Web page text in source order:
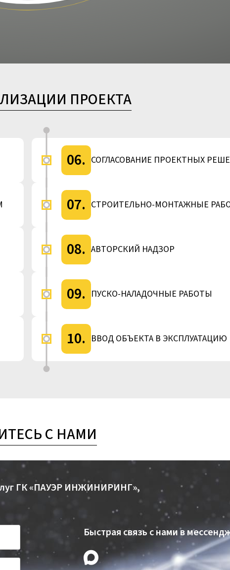
ПРОЕКТА
06. СОГЛАСОВАНИЕ ПРОЕКТНЫХ
07. СТРОИТЕЛЬНО-МОНТАЖНЫЕ
08. АВТОРСКИЙ НАДЗОР
09. ПУСКО-НАЛАДОЧНЫЕ РАБОТЫ
10. ВВОД ОБЪЕКТА В ЭКСПЛУАТАЦИЮ
С НАМИ
ГК «ПАУЭР ИНЖИНИРИНГ»,
Быстрая связь с нами в